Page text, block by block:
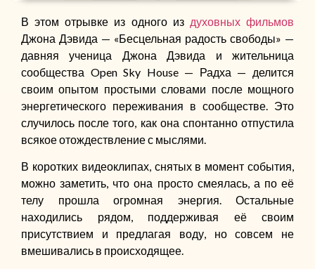
В этом отрывке из одного из духовных фильмов
Джона Дэвида — «Бесцельная радость свободы» —
давняя ученица Джона Дэвида и жительница
сообщества Open Sky House — Радха — делится
своим опытом простыми словами после мощного
энергетического переживания в сообществе. Это
случилось после того, как она спонтанно отпустила
всякое отождествление с мыслями.
В коротких видеоклипах, снятых в момент события,
можно заметить, что она просто смеялась, а по её
телу прошла огромная энергия. Остальные
находились рядом, поддерживая её своим
присутствием и предлагая воду, но совсем не
вмешивались в происходящее.